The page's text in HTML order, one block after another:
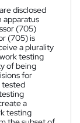
disclosed
apparatus
(705)
(705) is
a plurality
testing
of being
for
tested
a
testing